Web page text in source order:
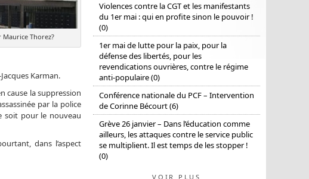
Thorez?
Karman.
cause la suppression
par la police
soit pour le nouveau
dans l’aspect
Violences contre la CGT et les manifestants
du 1er mai : qui en profite sinon le pouvoir !
(0)
1er mai de lutte pour la paix, pour la
défense des libertés, pour les
revendications ouvrières, contre le régime
anti-populaire (0)
Conférence nationale du PCF – Intervention
de Corinne Bécourt (6)
Grève 26 janvier – Dans l’éducation comme
ailleurs, les attaques contre le service public
se multiplient. Il est temps de les stopper !
(0)
VOIR PLUS